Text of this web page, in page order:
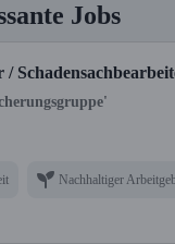
Jobs
/
Nachhaltiger